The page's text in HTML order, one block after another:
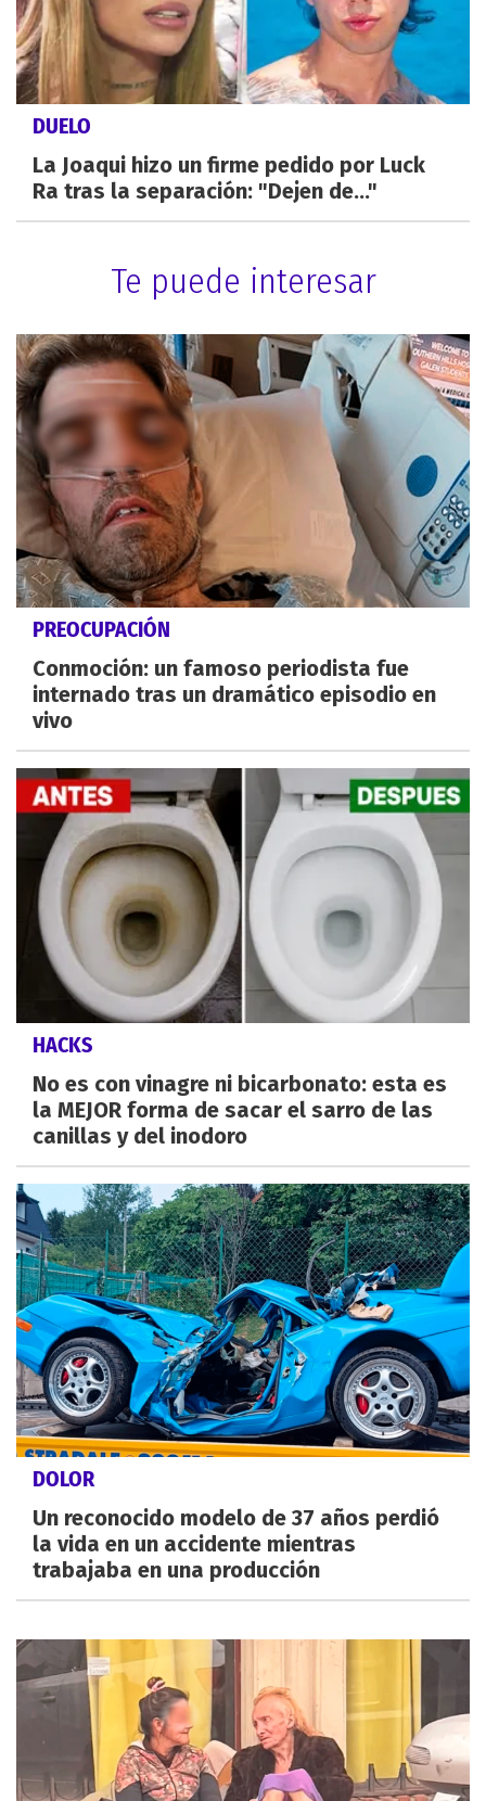
DUELO
La Joaqui hizo un firme pedido por Luck
Ra tras la separación: "Dejen de..."
Te puede interesar
PREOCUPACIÓN
Conmoción: un famoso periodista fue
internado tras un dramático episodio en
vivo
HACKS
No es con vinagre ni bicarbonato: esta es
la MEJOR forma de sacar el sarro de las
canillas y del inodoro
DOLOR
Un reconocido modelo de 37 años perdió
la vida en un accidente mientras
trabajaba en una producción